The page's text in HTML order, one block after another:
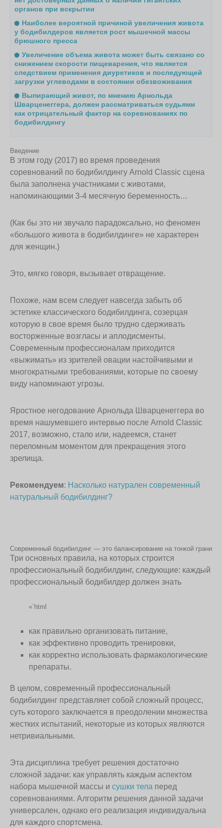
органов при вскрытии
Наиболее вероятной причиной увеличения живота
у бодибилдеров является рост мышечной массы
брюшного пресса
Увеличение объема живота может быть связано со
снижением скорости пищеварения, что является
следствием применения диуретиков и последующей
загрузки углеводами в состоянии обезвоживания
Выпирающий живот, по мнению Арнольда
Шварценеггера, должен рассматриваться судьями
как отрицательный фактор на соревнованиях по
бодибилдингу
Введение
В этом году (2017) во время проведения
соревнований по бодибилдингу Arnold Classic сцена
была заполнена участниками с животами,
напоминающими 3-4 месячную беременность…
(Как бы это ни звучало парадоксально, но феномен
«большого живота в бодибилдинге» не характерен
для женщин.)
Это, мягко говоря, вызывает отвращение.
Похоже, нам всем следует навсегда забыть об
эстетике классического бодибилдинга, созерцая
которую в свое время было трудно сдерживать
восторженные возгласы и аплодисменты.
Современным профессионалам приходится
«выжимать» из зрителей овации настойчивыми и
многократными требованиями, которые по своему
виду напоминают угрозы.
Яростное негодование Арнольда Шварценеггера во
время нашумевшего интервью после Arnold Classic
2017, возможно, стало или, надеемся, станет
переломным моментом для прекращения этого
зрелища.
Рекомендуем: Насколько натурален современный
натуральный бодибилдинг?
Современный бодибилдинг — это балансирование на тонкой грани
Три основных правила, на которых строится
профессиональный бодибилдинг, следующие: каждый
профессиональный бодибилдер должен знать
«`html
как правильно организовать питание,
как эффективно проводить тренировки,
как корректно использовать фармакологические
препараты.
В целом, современный профессиональный
бодибилдинг представляет собой сложный процесс,
суть которого заключается в преодолении множества
жестких испытаний, некоторые из которых являются
нетривиальными.
Эта дисциплина требует решения достаточно
сложной задачи: как управлять каждым аспектом
набора мышечной массы и сушки тела перед
соревнованиями. Алгоритм решения данной задачи
универсален, однако его реализация индивидуальна
для каждого спортсмена.